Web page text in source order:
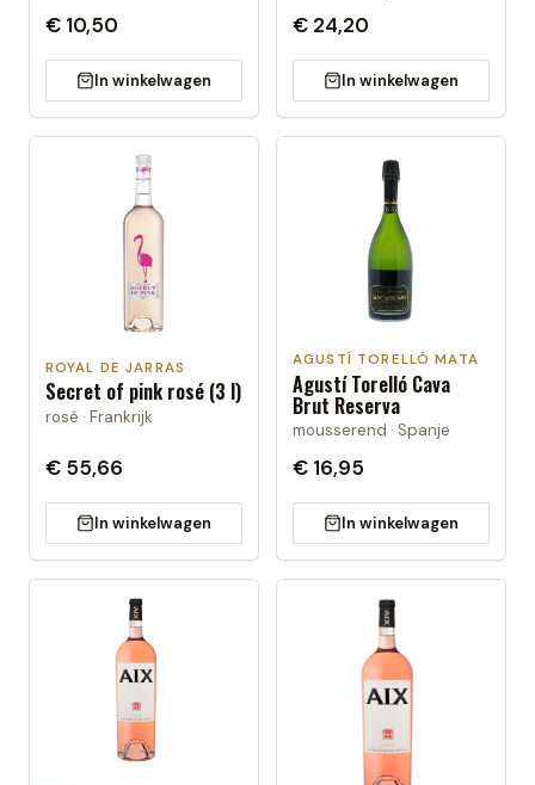
€ 10,50
In winkelwagen
€ 24,20
In winkelwagen
ROYAL DE JARRAS
Secret of pink rosé (3 l)
rosé · Frankrijk
€ 55,66
In winkelwagen
AGUSTÍ TORELLÓ MATA
Agustí Torelló Cava
Brut Reserva
mousserend · Spanje
€ 16,95
In winkelwagen